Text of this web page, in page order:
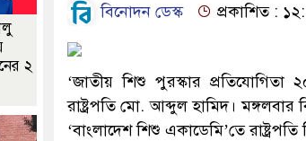
বিনোদন ডেস্ক প্রকাশিত :
‘জাতীয় শিশু পুরস্কার প্রতিযোগিতা
রাষ্ট্রপতি মো. আব্দুল হামিদ।
‘বাংলাদেশ শিশু একাডেমি’তে
২